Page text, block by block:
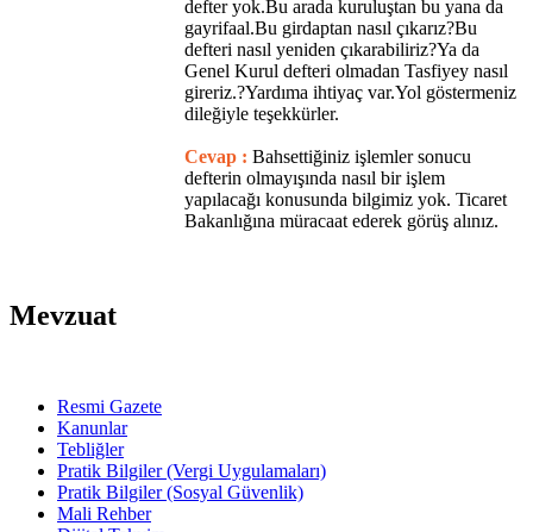
defter yok.Bu arada kuruluştan bu yana da
gayrifaal.Bu girdaptan nasıl çıkarız?Bu
defteri nasıl yeniden çıkarabiliriz?Ya da
Genel Kurul defteri olmadan Tasfiyey nasıl
gireriz.?Yardıma ihtiyaç var.Yol göstermeniz
dileğiyle teşekkürler.
Cevap : Bahsettiğiniz işlemler sonucu
defterin olmayışında nasıl bir işlem
yapılacağı konusunda bilgimiz yok. Ticaret
Bakanlığına müracaat ederek görüş alınız.
Mevzuat
Resmi Gazete
Kanunlar
Tebliğler
Pratik Bilgiler (Vergi Uygulamaları)
Pratik Bilgiler (Sosyal Güvenlik)
Mali Rehber